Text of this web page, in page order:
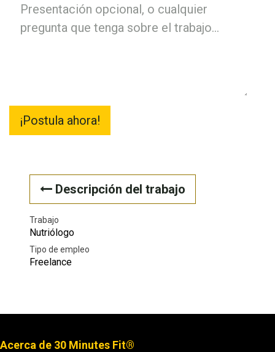
¡Postula ahora!
Descripción del trabajo
Trabajo
Nutriólogo
Tipo de empleo
Freelance
Acerca de 30 Minutes Fit®